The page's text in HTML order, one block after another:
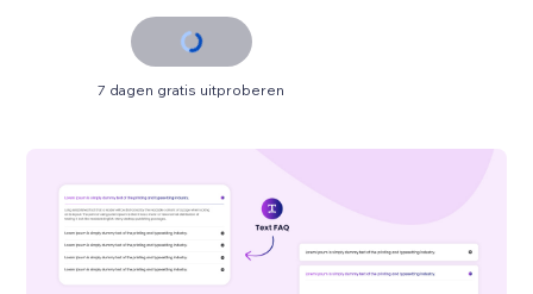
7 dagen gratis uitproberen